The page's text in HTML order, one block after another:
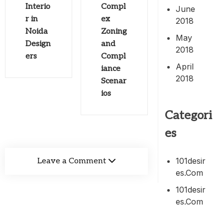
Interio
r in
Noida
Design
ers
Compl
ex
Zoning
and
Compl
iance
Scenar
ios
Leave a Comment
June
2018
May
2018
April
2018
Categori
es
101desir
Es.com
101desir
Es.com